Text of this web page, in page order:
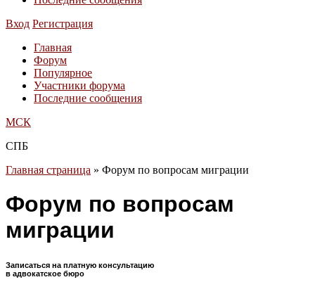
Вход Регистрация
Главная
Форум
Популярное
Участники форума
Последние сообщения
МСК
СПБ
Главная страница » Форум по вопросам миграции
Форум по вопросам
миграции
Записаться на платную консультацию
в адвокатское бюро